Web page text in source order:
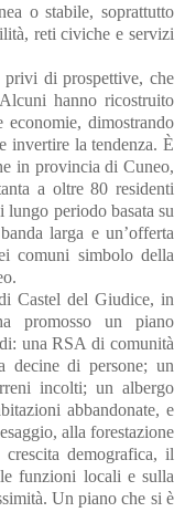
o stabile, soprattutto
reti civiche e servizi
di prospettive, che
hanno ricostruito
dimostrando
invertire la tendenza. È
in provincia di Cuneo,
a oltre 80 residenti
periodo basata su
larga e un’offerta
comuni simbolo della
Castel del Giudice, in
promosso un piano
una RSA di comunità
decine di persone; un
incolti; un albergo
abbandonate, e
alla forestazione
demografica, il
funzioni locali e sulla
Un piano che si è